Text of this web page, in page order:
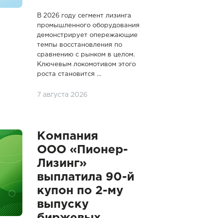
В 2026 году сегмент лизинга
промышленного оборудования
демонстрирует опережающие
темпы восстановления по
сравнению с рынком в целом.
Ключевым локомотивом этого
роста становится ...
7 августа 2026
Компания
ООО «Пионер-
Лизинг»
выплатила 90-й
купон по 2-му
выпуску